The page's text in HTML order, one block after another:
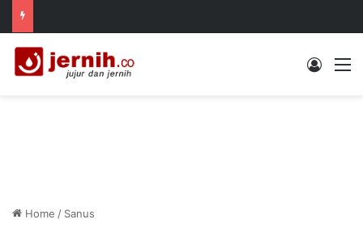
Log In
Home / Sanus